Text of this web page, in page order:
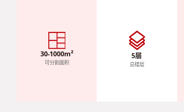
30-1000m²
可分割面积
5层
总楼层